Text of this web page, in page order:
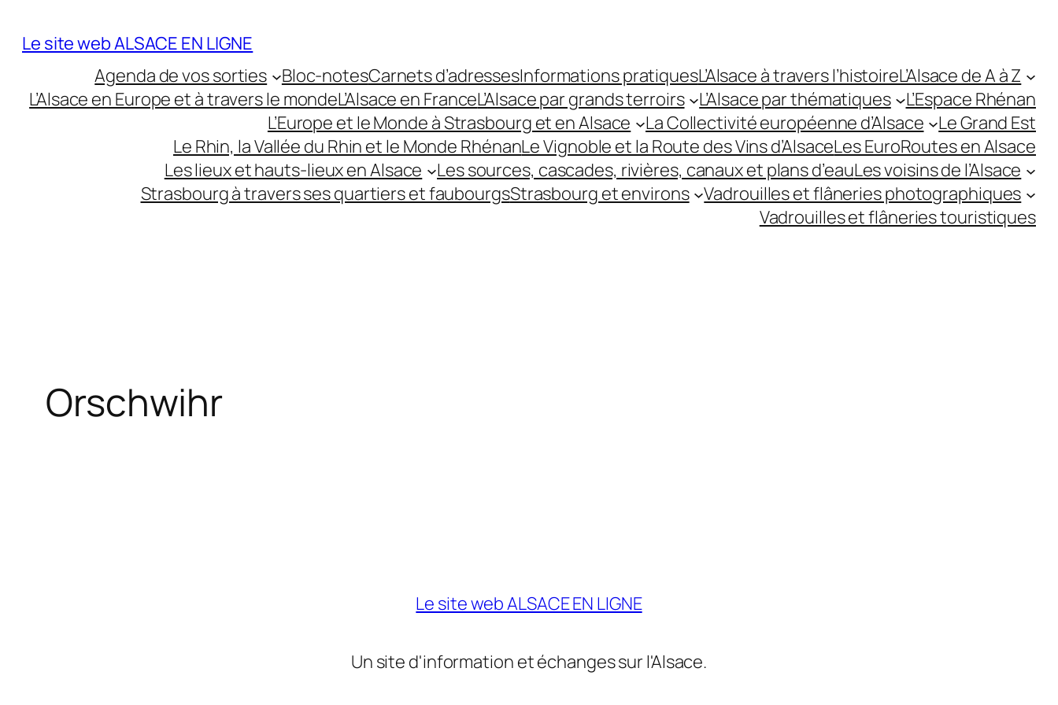
auLe site web ALSACE EN LIGNE
Agenda de vos sorties
Bloc-notesCarnets d’adressesInformations pratiquesL’Alsace à travers l’histoireL’Alsace de A à Z
L’Alsace en Europe et à travers le mondeL’Alsace en FranceL’Alsace par grands terroirs L’Alsace par thématiques
L’Espace Rhénan
L’Europe et le Monde à Strasbourg et en Alsace
La Collectivité européenne d’Alsace
Le Grand Est
Le Rhin, la Vallée du Rhin et le Monde RhénanLe Vignoble et la Route des Vins d’AlsaceLes EuroRoutes en Alsace
Les lieux et hauts-lieux en Alsace
Les sources, cascades, rivières, canaux et plans d’eauLes voisins de l’Alsace
Strasbourg à travers ses quartiers et faubourgsStrasbourg et environs
Vadrouilles et flâneries photographiques
Vadrouilles et flâneries touristiques
Orschwihr
Le site web ALSACE EN LIGNE
Un site d'information et échanges sur l'Alsace.